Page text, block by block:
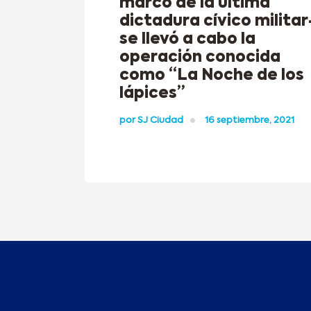
marco de la última
dictadura cívico
se llevó a cabo la
operación conocida
como “La Noche de los
lápices”
porSJ Ciudad 16 septiembre, 2021